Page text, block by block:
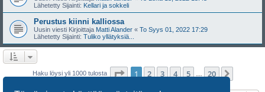
Lähetetty Sijainti: Kellari ja sokkeli
Perustus kiinni kalliossa
Uusin viesti Kirjoittaja Matti Alander « To Syys 01, 2022 17:29
Lähetetty Sijainti: Tuliko yllätyksiä...
Haku löysi yli 1000 tulosta Sivu /20
1 2 3 4 5 20